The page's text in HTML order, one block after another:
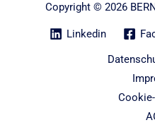
Copyright © 2026
Linkedin